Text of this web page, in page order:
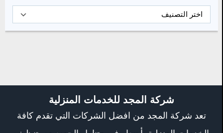
احدث
المقالات
شركة المجد للخدمات المنزلية
تعد شركة المجد من افضل الشركات التي تقدم كافة